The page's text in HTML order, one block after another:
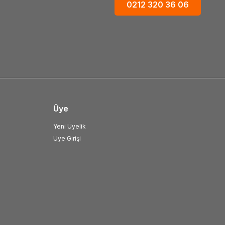
0212 320 36 06
Üye
Yeni Üyelik
Üye Girişi